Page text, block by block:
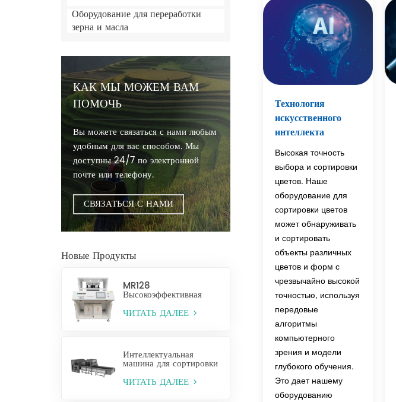
Оборудование для переработки
зерна и масла
КАК МЫ МОЖЕМ ВАМ
ПОМОЧЬ
Вы можете связаться с нами любым
удобным для вас способом. Мы
доступны 24/7 по электронной
почте или телефону.
СВЯЗАТЬСЯ С НАМИ
Новые Продукты
MR128
Высокоэффективная
сортировочная машина
для сортировки риса по
ЧИТАТЬ ДАЛЕЕ
Интеллектуальная
машина для сортировки
пластиковых бутылок
ЧИТАТЬ ДАЛЕЕ
Технология
искусственного
интеллекта
Высокая точность
выбора и сортировки
цветов. Наше
оборудование для
сортировки цветов
может обнаруживать
и сортировать
объекты различных
цветов и форм с
чрезвычайно высокой
точностью, используя
передовые
алгоритмы
компьютерного
зрения и модели
глубокого обучения.
Это дает нашему
оборудованию